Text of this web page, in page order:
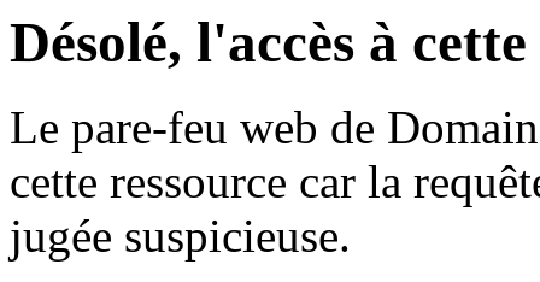
Désolé, l'accès à
Le pare-feu web de
cette ressource car la
jugée suspicieuse.